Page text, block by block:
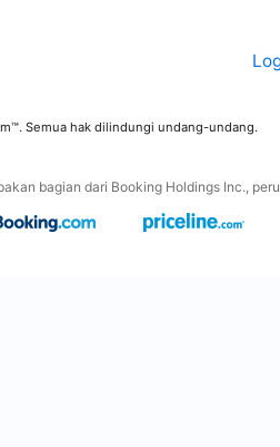
Semua hak dilindungi undang-undang.
bagian dari Booking Holdings Inc.,